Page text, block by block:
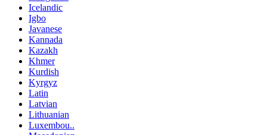
Icelandic
Igbo
Javanese
Kannada
Kazakh
Khmer
Kurdish
Kyrgyz
Latin
Latvian
Lithuanian
Luxembou..